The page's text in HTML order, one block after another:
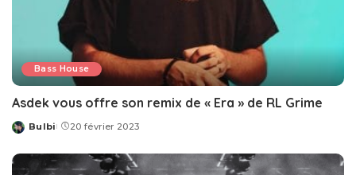
Bass House
Asdek vous offre son remix de « Era » de RL Grime
Posted
Bulbi 20 février 2023